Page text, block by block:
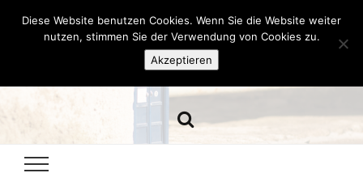
Hazamelistan
Diese Website benutzen Cookies. Wenn Sie die Website weiter
nutzen, stimmen Sie der Verwendung von Cookies zu.
Akzeptieren